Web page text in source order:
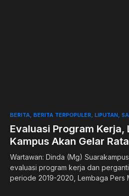
0
BERITA BERITA TERPOPULER LIPUTAN
Evaluasi Program Kerja,
Kampus Akan Gelar Rata
Wartawan: Dinda (Mg)
evaluasi program kerja dan
periode 2019-2020, Lembaga Pers